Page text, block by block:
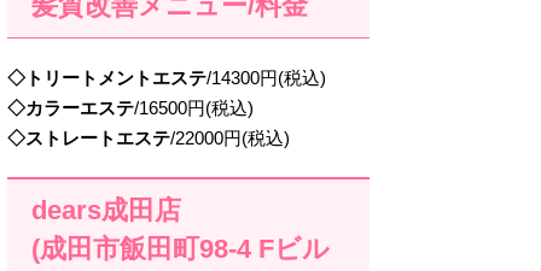
◇トリートメントエステ/14300円(税込)
◇カラーエステ/16500円(税込)
◇ストレートエステ/22000円(税込)
dears成田店
(成田市飯田町98-4 Fビル